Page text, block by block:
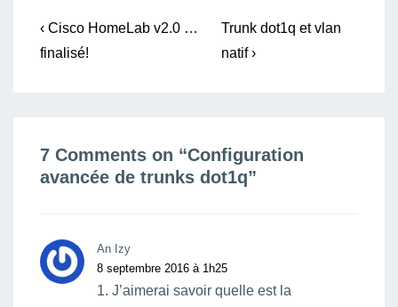
Navigation
de
Previous
Post
‹ Cisco HomeLab v2.0 …
finalisé!
Next
Post
Trunk dot1q et vlan
natif ›
7 Comments on “Configuration
avancée de trunks dot1q”
An Izy
8 septembre 2016 à 1h25
1. J’aimerai savoir quelle est la